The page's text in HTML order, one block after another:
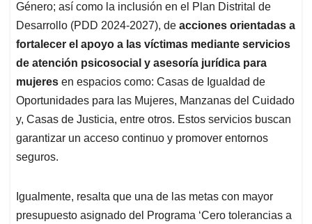
Género; así como la inclusión en el Plan Distrital de
Desarrollo (PDD 2024-2027), de acciones orientadas a
fortalecer el apoyo a las víctimas mediante servicios
de atención psicosocial y asesoría jurídica para
mujeres en espacios como: Casas de Igualdad de
Oportunidades para las Mujeres, Manzanas del Cuidado
y, Casas de Justicia, entre otros. Estos servicios buscan
garantizar un acceso continuo y promover entornos
seguros.
Igualmente, resalta que una de las metas con mayor
presupuesto asignado del Programa ‘Cero tolerancias a